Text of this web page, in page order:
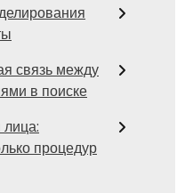
связь между
в поиске
процедур